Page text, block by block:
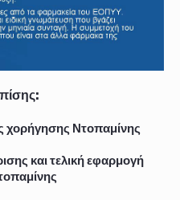
χορήγησης Ντοπαμίνης
και τελική εφαρμογή